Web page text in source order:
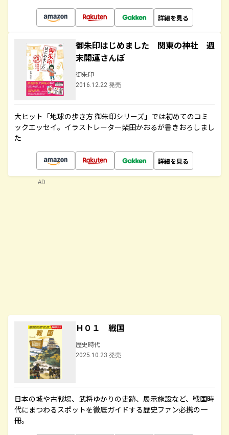
詳細を見る
御朱印はじめました 関東の神社 週
末開運さんぽ
御朱印
2016.12.22 発売
大ヒット「地球の歩き方 御朱印シリーズ」では初めてのコミ
ックエッセイ。イラストレーター柴田かおるが書きおろしまし
た
詳細を見る
Ｈ０１ 戦国
歴史時代
2025.10.23 発売
日本の城や古戦場、武将ゆかりの史跡、展示施設など、戦国時
代にまつわるスポットを徹底ガイドする歴史ファン必携の一
冊。
AD